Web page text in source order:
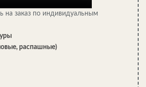
котлован глубиной около 3 м.
опалубку из деревянных щитов,
камеры: отстойник и фильтрационный
бетоном, при необходимости
стальной арматурой.
на заказ по индивидуальным
распашные)